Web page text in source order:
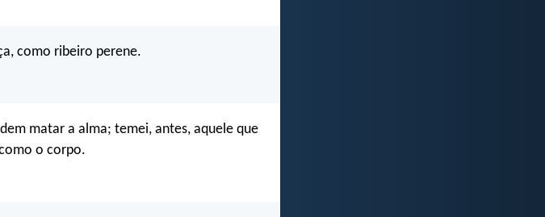
como ribeiro perene.
matar a alma; temei, antes, aquele que
o corpo.